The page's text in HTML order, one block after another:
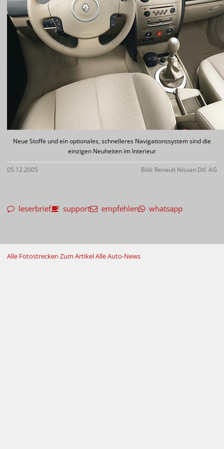
Neue Stoffe und ein optionales, schnelleres Navigationssystem sind die
einzigen Neuheiten im Interieur
05.12.2005 Bild: Renault Nissan Dtl. AG
leserbrief support empfehlen whatsapp
Alle Fotostrecken Zum ArtikelAlle Auto-News